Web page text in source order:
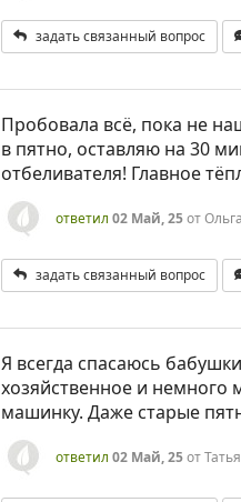
задать связанный вопрос
Пробовала всё, пока не
в пятно, оставляю на 30
отбеливателя! Главное
ответил 02 Май, 25от
задать связанный вопрос
Я всегда спасаюсь
хозяйственное и немного
машинку. Даже старые
ответил 02 Май, 25от